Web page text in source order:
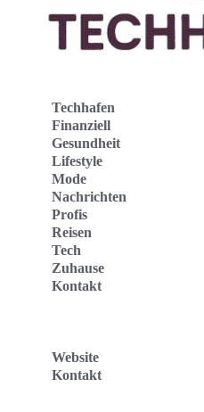
Techhafen
Finanziell
Gesundheit
Lifestyle
Mode
Nachrichten
Profis
Reisen
Tech
Zuhause
Kontakt
Website
Kontakt